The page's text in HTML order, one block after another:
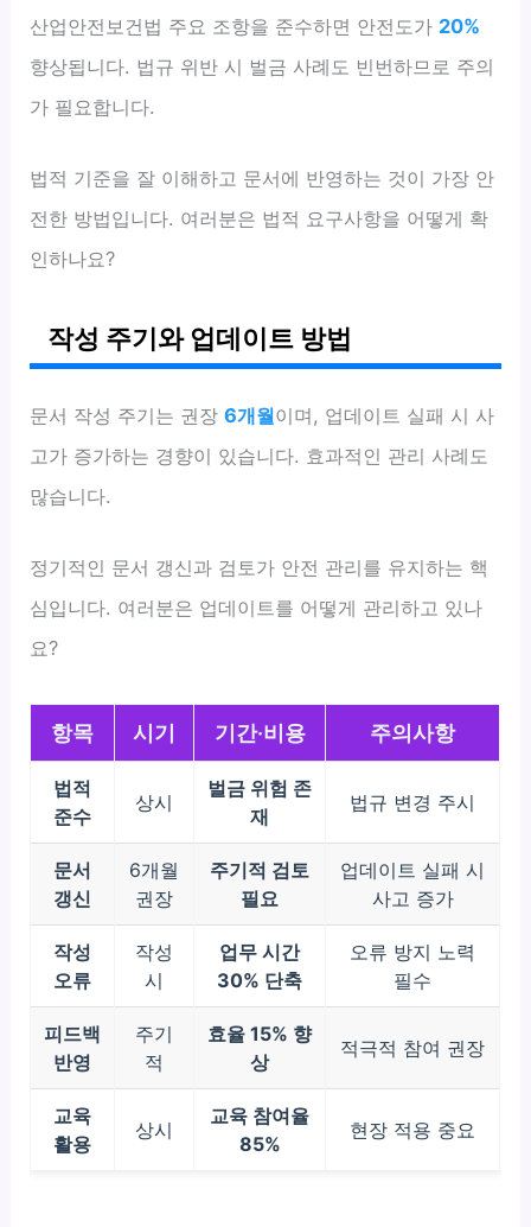
산업안전보건법 주요 조항을 준수하면 안전도가 20%
향상됩니다. 법규 위반 시 벌금 사례도 빈번하므로 주의
가 필요합니다.
법적 기준을 잘 이해하고 문서에 반영하는 것이 가장 안
전한 방법입니다. 여러분은 법적 요구사항을 어떻게 확
인하나요?
작성 주기와 업데이트 방법
문서 작성 주기는 권장6개월이며, 업데이트 실패 시 사
고가 증가하는 경향이 있습니다. 효과적인 관리 사례도
많습니다.
정기적인 문서 갱신과 검토가 안전 관리를 유지하는 핵
심입니다. 여러분은 업데이트를 어떻게 관리하고 있나
요?
항목 시기 기간·비용 주의사항
법적
준수
상시
벌금 위험 존
재
법규 변경 주시
문서
갱신
6개월
권장
주기적 검토
필요
업데이트 실패 시
사고 증가
작성
오류
작성
시
업무 시간
30% 단축
오류 방지 노력
필수
피드백
반영
주기
적
효율 15% 향
상
적극적 참여 권장
교육
활용
상시
교육 참여율
85%
현장 적용 중요